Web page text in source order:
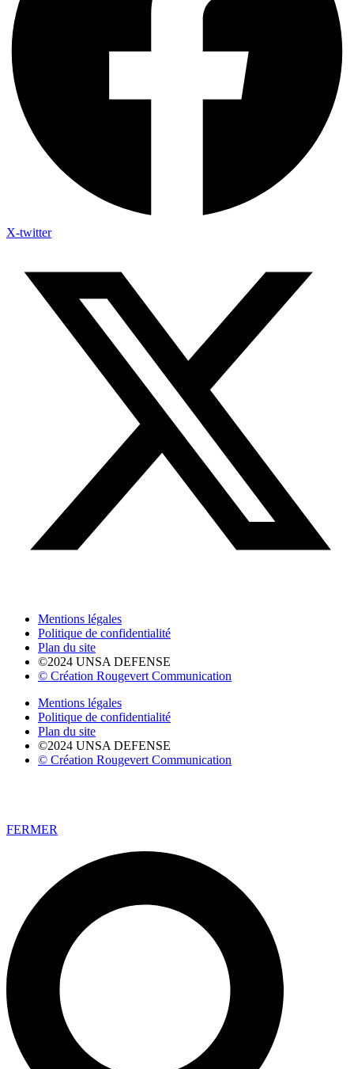
X-twitter
Mentions légales
Politique de confidentialité
Plan du site
©2024 UNSA DEFENSE
© Création Rougevert Communication
Mentions légales
Politique de confidentialité
Plan du site
©2024 UNSA DEFENSE
© Création Rougevert Communication
FERMER